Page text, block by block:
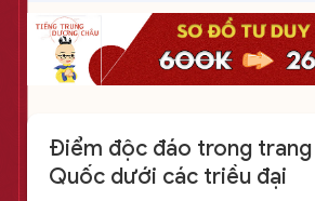
Điểm độc đáo trong trang
Quốc dưới các triều đại